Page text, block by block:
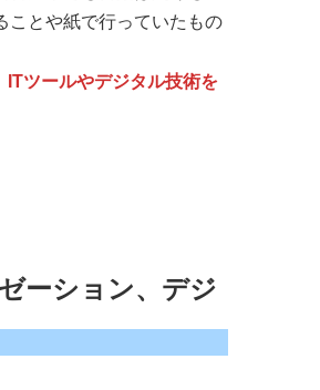
ことや紙で行っていたもの
ITツールやデジタル技術を
ーション、デジ